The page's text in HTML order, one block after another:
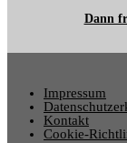
Dann
Impressum
Kontakt
Cookie-